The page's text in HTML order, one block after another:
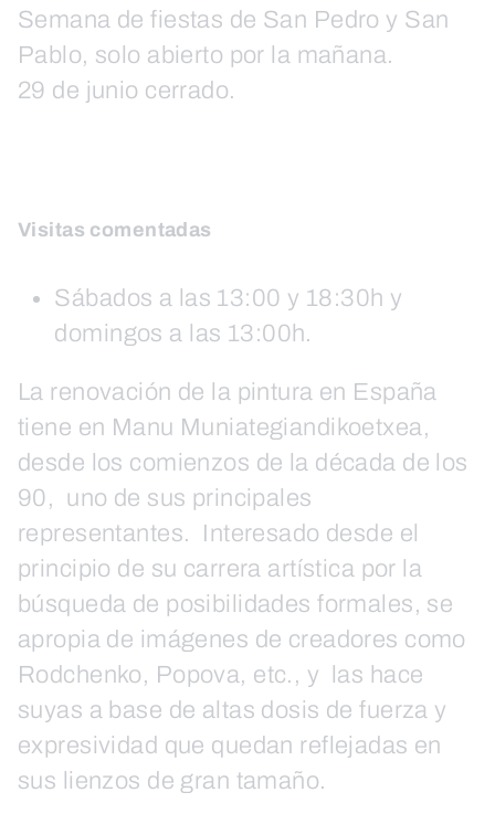
Semana de fiestas de San Pedro y San
Pablo, solo abierto por la mañana.
29 de junio cerrado.
Visitas comentadas
Sábados a las 13:00 y 18:30h y
domingos a las 13:00h.
La renovación de la pintura en España
tiene en Manu Muniategiandikoetxea,
desde los comienzos de la década de los
90, uno de sus principales
representantes. Interesado desde el
principio de su carrera artística por la
búsqueda de posibilidades formales, se
apropia de imágenes de creadores como
Rodchenko, Popova, etc., y las hace
suyas a base de altas dosis de fuerza y
expresividad que quedan reflejadas en
sus lienzos de gran tamaño.